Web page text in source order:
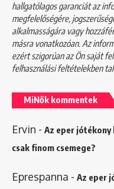
hallgatólagos garanciát az
megfelelőségére,
alkalmasságára vagy
másra vonatkozóan. Az
ezért szigorúan az Ön saját
felhasználási feltételekben
MiNők kommentek
Ervin - Az eper jótékony
csak finom csemege?
Eprespanna - Az eper